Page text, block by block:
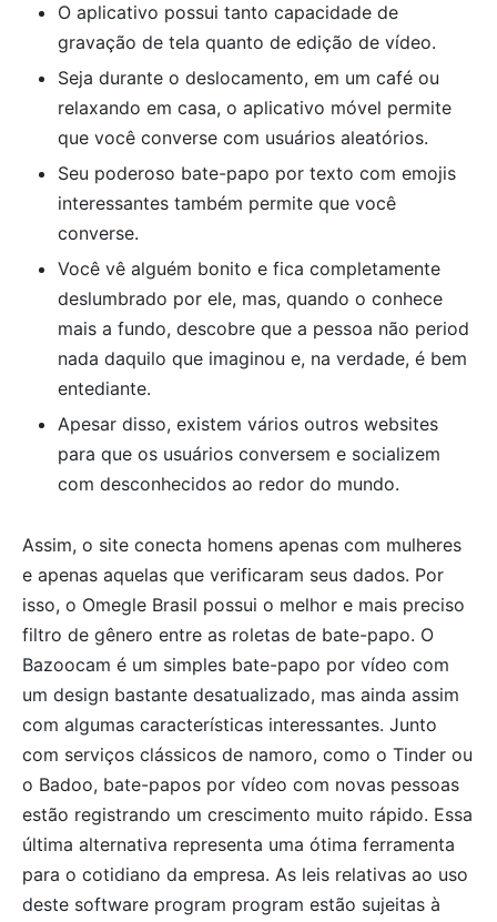
O aplicativo possui tanto capacidade de
gravação de tela quanto de edição de vídeo.
Seja durante o deslocamento, em um café ou
relaxando em casa, o aplicativo móvel permite
que você converse com usuários aleatórios.
Seu poderoso bate-papo por texto com emojis
interessantes também permite que você
converse.
Você vê alguém bonito e fica completamente
deslumbrado por ele, mas, quando o conhece
mais a fundo, descobre que a pessoa não period
nada daquilo que imaginou e, na verdade, é bem
entediante.
Apesar disso, existem vários outros websites
para que os usuários conversem e socializem
com desconhecidos ao redor do mundo.
Assim, o site conecta homens apenas com mulheres
e apenas aquelas que verificaram seus dados. Por
isso, o Omegle Brasil possui o melhor e mais preciso
filtro de gênero entre as roletas de bate-papo. O
Bazoocam é um simples bate-papo por vídeo com
um design bastante desatualizado, mas ainda assim
com algumas características interessantes. Junto
com serviços clássicos de namoro, como o Tinder ou
o Badoo, bate-papos por vídeo com novas pessoas
estão registrando um crescimento muito rápido. Essa
última alternativa representa uma ótima ferramenta
para o cotidiano da empresa. As leis relativas ao uso
deste software program program estão sujeitas à